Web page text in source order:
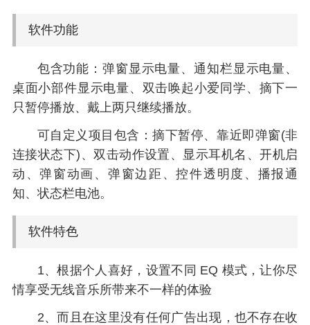
软件功能
包含功能：弹窗显示电量、通知栏显示电量、
桌面小部件显示电量、双击唤起小爱同学、摘下一
只暂停播放、戴上两只继续播放。
可自定义项目包含：摘下暂停、靠近即弹窗(非
连接状态下)、双击动作设置、显示耳机名、开机启
动、弹窗动画、弹窗边距、控件透明度、播报通
知、状态栏电池。
软件特色
1、根据个人喜好，设置不同 EQ 模式，让你尽
情享受无线音乐所带来不一样的体验
2、而且在这里没有任何广告出现，也不存在收